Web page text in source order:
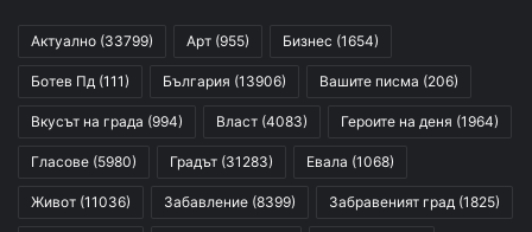
Актуално (33799) Арт (955) Бизнес (1654)
Ботев Пд (111) България (13906) Вашите писма (206)
Вкусът на града (994) Власт (4083) Героите на деня (1964)
Гласове (5980) Градът (31283) Евала (1068)
Живот (11036) Забавление (8399) Забравеният град (1825)